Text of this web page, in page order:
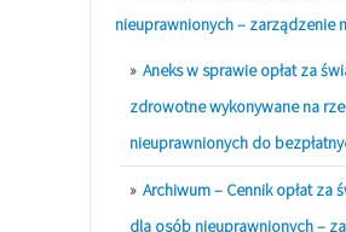
nieuprawnionych – zarządzenie
Aneks w sprawie opłat za
zdrowotne wykonywane na
nieuprawnionych do
Archiwum – Cennik opłat za
dla osób nieuprawnionych –